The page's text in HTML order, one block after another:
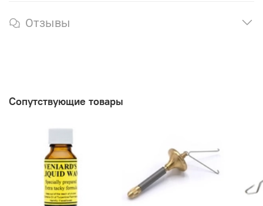
Отзывы
Сопутствующие товары